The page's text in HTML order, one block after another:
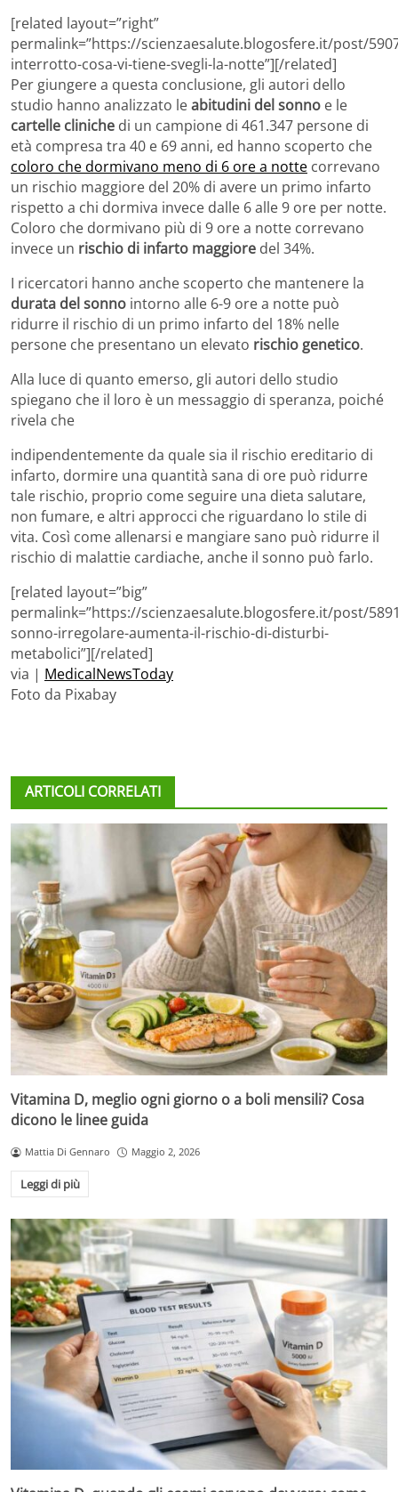
[related layout=”right”
permalink=”https://scienzaesalute.blogosfere.it/post/
interrotto-cosa-vi-tiene-svegli-la-notte”][/related]
Per giungere a questa conclusione, gli autori dello
studio hanno analizzato leabitudini del sonno e le
cartelle cliniche di un campione di 461.347 persone di
età compresa tra 40 e 69 anni, ed hanno scoperto che
coloro che dormivano meno di 6 ore a notte correvano
un rischio maggiore del 20% di avere un primo infarto
rispetto a chi dormiva invece dalle 6 alle 9 ore per notte.
Coloro che dormivano più di 9 ore a notte correvano
invece un rischio di infarto maggiore del 34%.
I ricercatori hanno anche scoperto che mantenere la
durata del sonno intorno alle 6-9 ore a notte può
ridurre il rischio di un primo infarto del 18% nelle
persone che presentano un elevato rischio genetico.
Alla luce di quanto emerso, gli autori dello studio
spiegano che il loro è un messaggio di speranza, poiché
rivela che
indipendentemente da quale sia il rischio ereditario di
infarto, dormire una quantità sana di ore può ridurre
tale rischio, proprio come seguire una dieta salutare,
non fumare, e altri approcci che riguardano lo stile di
vita. Così come allenarsi e mangiare sano può ridurre il
rischio di malattie cardiache, anche il sonno può farlo.
[related layout=”big”
permalink=”https://scienzaesalute.blogosfere.it/post/
sonno-irregolare-aumenta-il-rischio-di-disturbi-
metabolici”][/related]
via | MedicalNewsToday
Foto da Pixabay
ARTICOLI CORRELATI
Vitamina D, meglio ogni giorno o a boli mensili? Cosa
dicono le linee guida
Mattia Di Gennaro Maggio 2, 2026
Leggi di più